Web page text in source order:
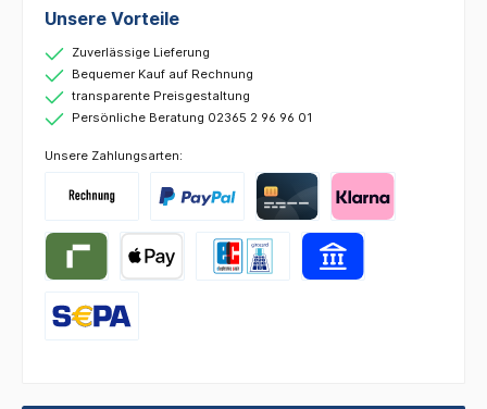
Unsere Vorteile
Zuverlässige Lieferung
Bequemer Kauf auf Rechnung
transparente Preisgestaltung
Persönliche Beratung 02365 2 96 96 01
Unsere Zahlungsarten: